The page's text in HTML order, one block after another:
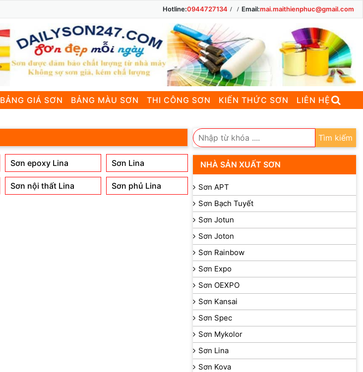
Hotline:0944727134 Email:mai.maithienphuc@gmail.com
BẢNG GIÁ SƠN BẢNG MÀU SƠN THI CÔNG SƠN KIẾN THỨC SƠN LIÊN HỆ
Sơn epoxy Lina Sơn Lina
Sơn nội thất Lina Sơn phủ Lina
Tìm kiếm
NHÀ SẢN XUẤT SƠN
Sơn APT
Sơn Bạch Tuyết
Sơn Jotun
Sơn Joton
Sơn Rainbow
Sơn Expo
Sơn OEXPO
Sơn Kansai
Sơn Spec
Sơn Mykolor
Sơn Lina
Sơn Kova